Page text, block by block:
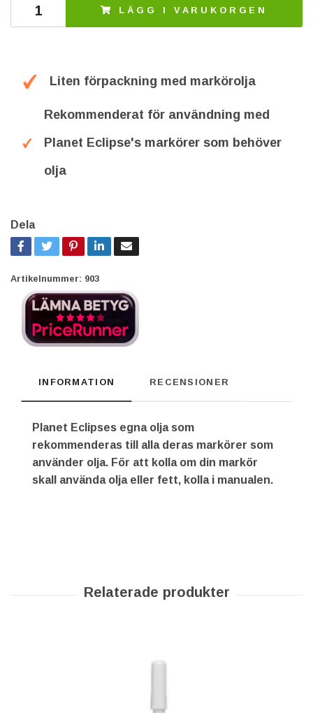
LÄGG I VARUKORGEN
Liten förpackning med markörolja
Rekommenderat för användning med
Planet Eclipse's markörer som behöver
olja
Dela
Artikelnummer: 903
INFORMATION RECENSIONER
Planet Eclipses egna olja som
rekommenderas till alla deras markörer som
använder olja. För att kolla om din markör
skall använda olja eller fett, kolla i manualen.